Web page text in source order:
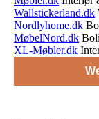
Wallstickerland.dk
Nordlyhome.dk
MøbelNord.dk
XL-Møbler.dk